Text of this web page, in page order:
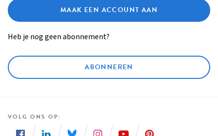
MAAK EEN ACCOUNT AAN
Heb je nog geen abonnement?
ABONNEREN
VOLG ONS OP